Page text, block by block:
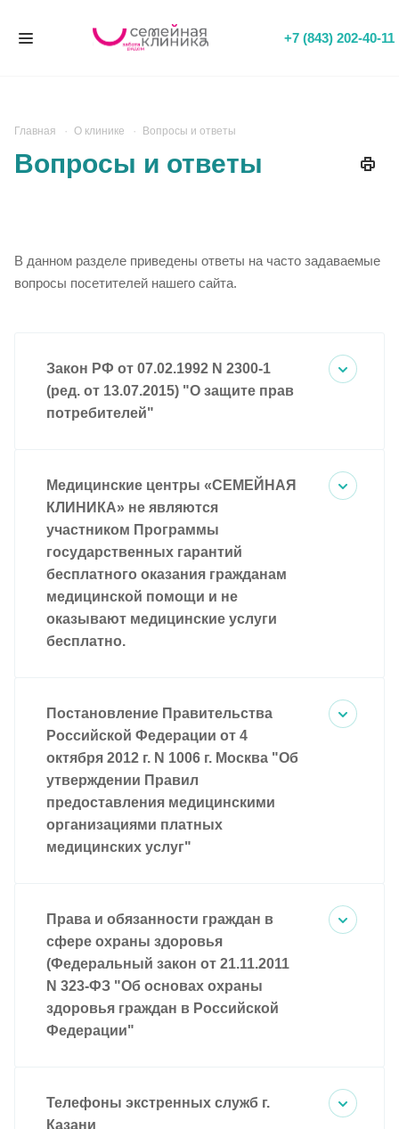
+7 (843) 202-40-11
Главная О клинике Вопросы и ответы
Вопросы и ответы
В данном разделе приведены ответы на часто задаваемые
вопросы посетителей нашего сайта.
Закон РФ от 07.02.1992 N 2300-1
(ред. от 13.07.2015) "О защите прав
потребителей"
Медицинские центры «СЕМЕЙНАЯ
КЛИНИКА» не являются
участником Программы
государственных гарантий
бесплатного оказания гражданам
медицинской помощи и не
оказывают медицинские услуги
бесплатно.
Постановление Правительства
Российской Федерации от 4
октября 2012 г. N 1006 г. Москва "Об
утверждении Правил
предоставления медицинскими
организациями платных
медицинских услуг"
Права и обязанности граждан в
сфере охраны здоровья
(Федеральный закон от 21.11.2011
N 323-ФЗ "Об основах охраны
здоровья граждан в Российской
Федерации"
Телефоны экстренных служб г.
Казани